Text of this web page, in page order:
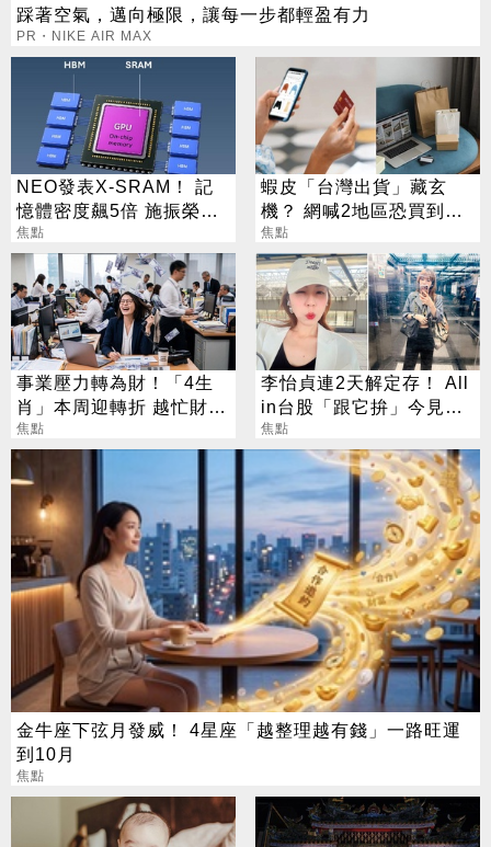
踩著空氣，邁向極限，讓每一步都輕盈有力
PR・NIKE AIR MAX
NEO發表X-SRAM！ 記
憶體密度飆5倍 施振榮：
半導體迎新革命
焦點
蝦皮「台灣出貨」藏玄
機？ 網喊2地區恐買到假
貨 專家揭真相
焦點
事業壓力轉為財！「4生
肖」本周迎轉折 越忙財運
越旺
焦點
李怡貞連2天解定存！ All
in台股「跟它拚」今見暴
漲笑：乖乖上班
焦點
金牛座下弦月發威！ 4星座「越整理越有錢」一路旺運
到10月
焦點